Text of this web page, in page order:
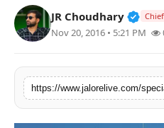
तकनीक
बिज़नेस
JR Choudhary
Nov 20, 2016 • 5:21 PM